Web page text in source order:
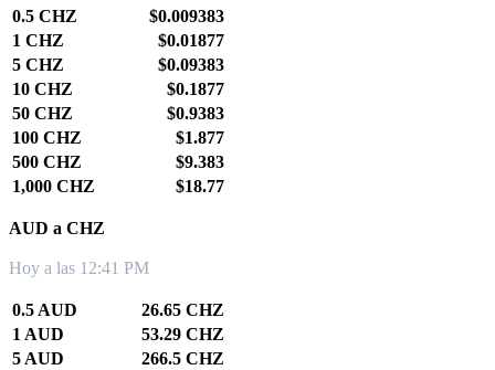
0.5 CHZ
$0.009383
1 CHZ
$0.01877
5 CHZ
$0.09383
10 CHZ
$0.1877
50 CHZ
$0.9383
100 CHZ
$1.877
500 CHZ
$9.383
1,000 CHZ
$18.77
AUD a CHZ
Hoy a las 12:41 PM
0.5 AUD
26.65 CHZ
1 AUD
53.29 CHZ
5 AUD
266.5 CHZ